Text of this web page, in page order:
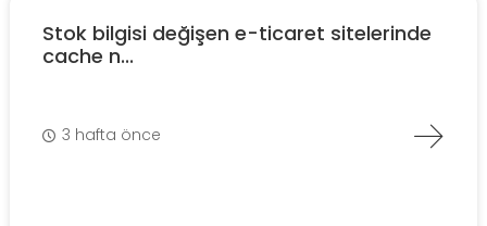
Stok bilgisi değişen e-ticaret sitelerinde
cache n...
3 hafta önce